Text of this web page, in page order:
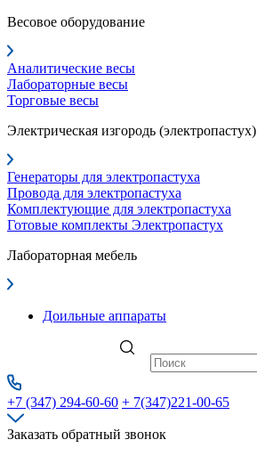
Весовое оборудование
Аналитические весы
Лабораторные весы
Торговые весы
Электрическая изгородь (электропастух)
Генераторы для электропастуха
Провода для электропастуха
Комплектующие для электропастуха
Готовые комплекты Электропастух
Лабораторная мебель
Доильные аппараты
+7 (347) 294-60-60 + 7(347)221-00-65
Заказать обратный звонок